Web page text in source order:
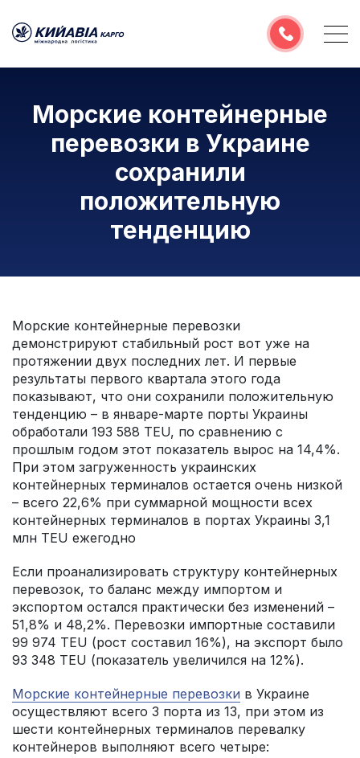
Услуги
География перевозок
Полезная информация
Расчитать тариф
Морские контейнерные
перевозки в Украине
сохранили
положительную
тенденцию
Морские контейнерные перевозки
демонстрируют стабильный рост вот уже на
протяжении двух последних лет. И первые
результаты первого квартала этого года
показывают, что они сохранили положительную
тенденцию – в январе-марте порты Украины
обработали 193 588 TEU, по сравнению с
прошлым годом этот показатель вырос на 14,4%.
При этом загруженность украинских
контейнерных терминалов остается очень низкой
– всего 22,6% при суммарной мощности всех
контейнерных терминалов в портах Украины 3,1
млн TEU ежегодно
Если проанализировать структуру контейнерных
перевозок, то баланс между импортом и
экспортом остался практически без изменений –
51,8% и 48,2%. Перевозки импортные составили
99 974 TEU (рост составил 16%), на экспорт было
93 348 TEU (показатель увеличился на 12%).
Морские контейнерные перевозки в Украине
осуществляют всего 3 порта из 13, при этом из
шести контейнерных терминалов перевалку
контейнеров выполняют всего четыре: